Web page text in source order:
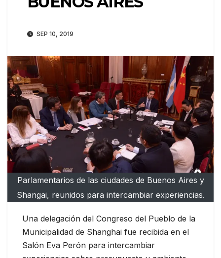
SEP 10, 2019
Parlamentarios de las ciudades de Buenos Aires y
Shangai, reunidos para intercambiar experiencias.
Una delegación del Congreso del Pueblo de la
Municipalidad de Shanghai fue recibida en el
Salón Eva Perón para intercambiar